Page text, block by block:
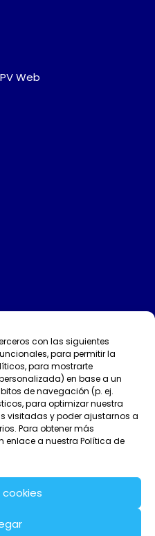
con las siguientes
para permitir la
para mostrarte
en base a un
de navegación (p. ej.
para optimizar nuestra
visitadas y poder ajustarnos a
Para obtener más
enlace a nuestra Política de
Web